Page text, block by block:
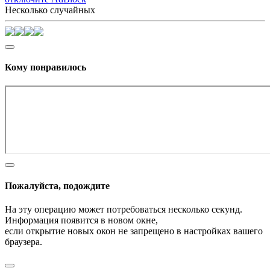
Несколько случайных
Кому понравилось
Пожалуйста, подождите
На эту операцию может потребоваться несколько секунд.
Информация появится в новом окне,
если открытие новых окон не запрещено в настройках вашего
браузера.